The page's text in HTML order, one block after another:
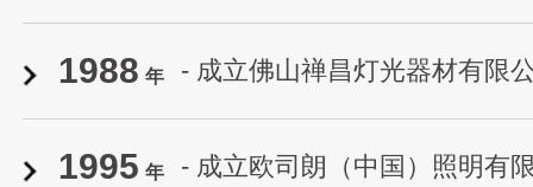
1988 年 - 成立佛山禅昌灯光器材有限
1995 年 - 成立欧司朗（中国）照明有